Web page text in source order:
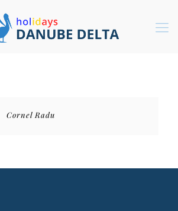
Cornel Radu